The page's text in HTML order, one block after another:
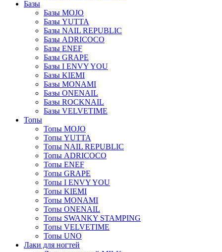
Базы
Базы MOJO
Базы YUTTA
Базы NAIL REPUBLIC
Базы ADRICOCO
Базы ENEF
Базы GRAPE
Базы I ENVY YOU
Базы KIEMI
Базы MONAMI
Базы ONENAIL
Базы ROCKNAIL
Базы VELVETIME
Топы
Топы MOJO
Топы YUTTA
Топы NAIL REPUBLIC
Топы ADRICOCO
Топы ENEF
Топы GRAPE
Топы I ENVY YOU
Топы KIEMI
Топы MONAMI
Топы ONENAIL
Топы SWANKY STAMPING
Топы VELVETIME
Топы UNO
Лаки для ногтей